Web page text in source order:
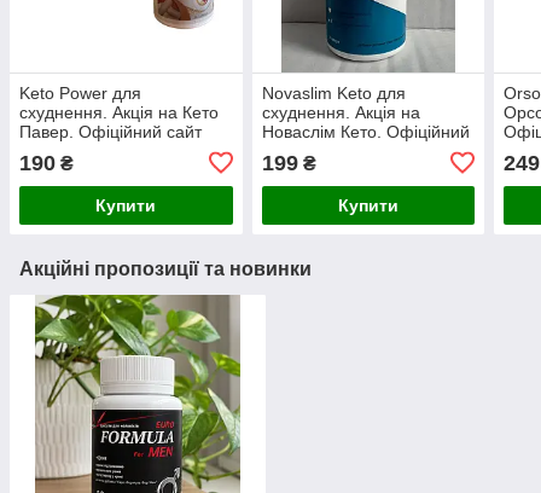
Keto Power для
схуднення. Акція на Кето
Павер. Офіційний сайт
190 ₴
Купити
Novaslim Keto для
схуднення. Акція на
Новаслім Кето. Офіційний
199₴
Купити
249
Акційні пропозиції та новинки